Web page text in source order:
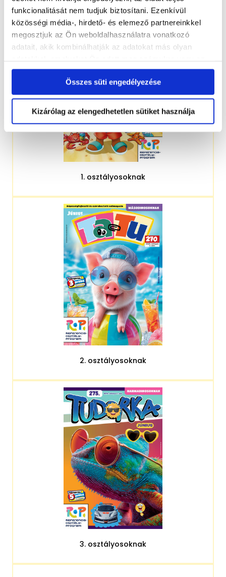
funkcionalitását nem tudjuk biztosítani. Ezenkívül
közösségi média-, hirdető- és elemező partnereinkkel
megosztjuk az Ön weboldalhasználatra vonatkozó
adatait, akik kombinálhatják az adatokat más olyan
Ön által használt más szolgáltatásokból gyűjtöttek.
Összes süti engedélyezése
Kizárólag az elengedhetetlen sütiket használja
1. osztályosoknak
2. osztályosoknak
3. osztályosoknak